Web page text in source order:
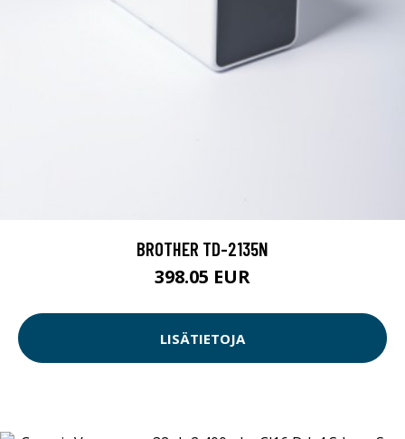
BROTHER TD-2135N
398.05 EUR
LISÄTIETOJA